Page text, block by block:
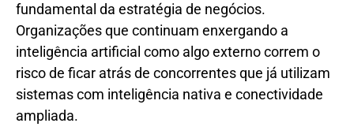
fundamental da estratégia de negócios.
Organizações que continuam enxergando a
inteligência artificial como algo externo correm o
risco de ficar atrás de concorrentes que já utilizam
sistemas com inteligência nativa e conectividade
ampliada.